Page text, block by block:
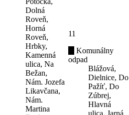
Dolná
Roveň,
Horná
Roveň,
Hrbky,
Kamenná
ulica, Na
Bežan,
Nám. Jozefa
Likavčana,
Nám.
Martina
11
Komunálny
odpad
Blážová,
Dielnice, Do
Pažíť, Do
Zúbrej,
Hlavná